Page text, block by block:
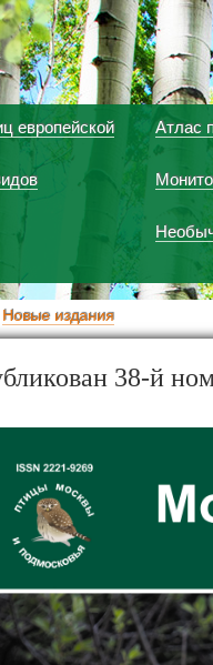
европейской
Атлас
Новые издания
38-й